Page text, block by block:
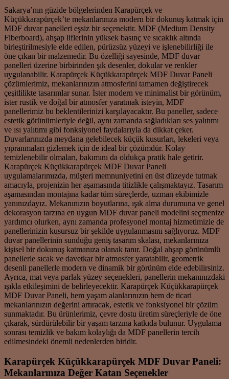
Sakarya’nın güzide bölgelerinden Karapürçek ve
Küçükkarapürçek’te mekanlarınıza modern bir dokunuş katmak için
MDF duvar panelleri eşsiz bir seçenektir. MDF (Medium Density
Fiberboard), ahşap liflerinin yüksek basınç ve sıcaklık altında
birleştirilmesiyle elde edilen, pürüzsüz yüzeyi ve işlenebilirliği ile
öne çıkan bir malzemedir. Bu özelliği sayesinde, MDF duvar
panelleri üzerine birbirinden şık desenler, dokular ve renkler
uygulanabilir. Karapürçek Küçükkarapürçek MDF Duvar Paneli
çözümlerimiz, mekanlarınızın atmosferini tamamen değiştirecek
çeşitlilikte tasarımlar sunar. İster modern ve minimalist bir görünüm,
ister rustik ve doğal bir atmosfer yaratmak isteyin, MDF
panellerimiz bu beklentilerinizi karşılayacaktır. Bu paneller, sadece
estetik görünümleriyle değil, aynı zamanda sağladıkları ses yalıtımı
ve ısı yalıtımı gibi fonksiyonel faydalarıyla da dikkat çeker.
Duvarlarınızda meydana gelebilecek küçük kusurları, lekeleri veya
yıpranmaları gizlemek için de ideal bir çözümdür. Kolay
temizlenebilir olmaları, bakımını da oldukça pratik hale getirir.
Karapürçek Küçükkarapürçek MDF Duvar Paneli
uygulamalarımızda, müşteri memnuniyetini en üst düzeyde tutmak
amacıyla, projenizin her aşamasında titizlikle çalışmaktayız. Tasarım
aşamasından montajına kadar tüm süreçlerde, uzman ekibimizle
yanınızdayız. Mekanınızın boyutlarına, ışık alma durumuna ve genel
dekorasyon tarzına en uygun MDF duvar paneli modelini seçmenize
yardımcı olurken, aynı zamanda profesyonel montaj hizmetimizle de
panellerinizin kusursuz bir şekilde uygulanmasını sağlıyoruz. MDF
duvar panellerinin sunduğu geniş tasarım skalası, mekanlarınıza
kişisel bir dokunuş katmanıza olanak tanır. Doğal ahşap görünümlü
panellerle sıcak ve davetkar bir atmosfer yaratabilir, geometrik
desenli panellerle modern ve dinamik bir görünüm elde edebilirsiniz.
Ayrıca, mat veya parlak yüzey seçenekleri, panellerin mekanınızdaki
ışıkla etkileşimini de belirleyecektir. Karapürçek Küçükkarapürçek
MDF Duvar Paneli, hem yaşam alanlarınızın hem de ticari
mekanlarınızın değerini artıracak, estetik ve fonksiyonel bir çözüm
sunmaktadır. Bu ürünlerimiz, çevre dostu üretim süreçleriyle de öne
çıkarak, sürdürülebilir bir yaşam tarzına katkıda bulunur. Uygulama
sonrası temizlik ve bakım kolaylığı da MDF panellerin tercih
edilmesindeki önemli nedenlerden biridir.
Karapürçek Küçükkarapürçek MDF Duvar Paneli:
Mekanlarınıza Değer Katan Seçenekler